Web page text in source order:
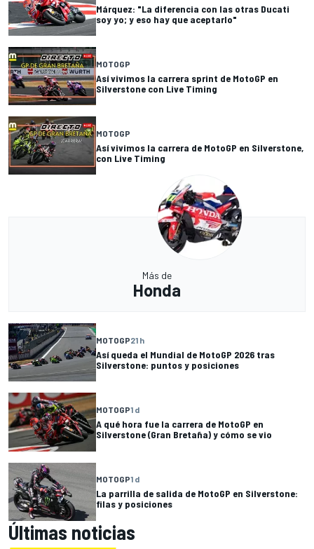
Márquez: "La diferencia con las otras Ducati
soy yo; y eso hay que aceptarlo"
MOTOGP
Así vivimos la carrera sprint de MotoGP en
Silverstone con Live Timing
MOTOGP
Así vivimos la carrera de MotoGP en Silverstone,
con Live Timing
Más de
Honda
MOTOGP21 h
Así queda el Mundial de MotoGP 2026 tras
Silverstone: puntos y posiciones
MOTOGP1 d
A qué hora fue la carrera de MotoGP en
Silverstone (Gran Bretaña) y cómo se vio
MOTOGP1 d
La parrilla de salida de MotoGP en Silverstone:
filas y posiciones
Últimas noticias